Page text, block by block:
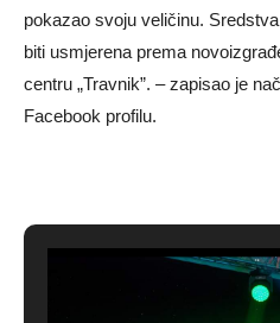
pokazao svoju veličinu.
biti usmjerena prema
centru „Travnik”. –zapisao je
Facebook profilu.